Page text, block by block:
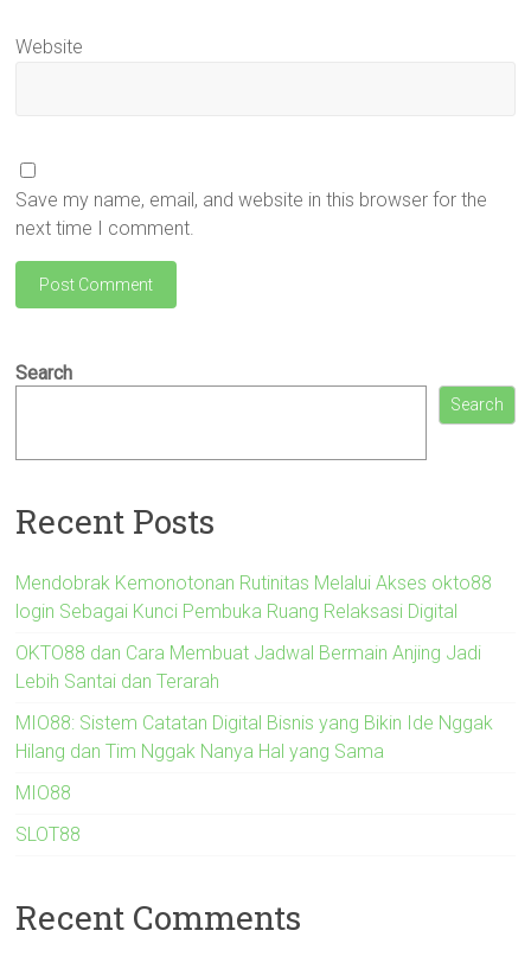
Website
Save my name, email, and website in this browser for the
next time I comment.
Search
Search
Recent Posts
Mendobrak Kemonotonan Rutinitas Melalui Akses okto88
login Sebagai Kunci Pembuka Ruang Relaksasi Digital
OKTO88 dan Cara Membuat Jadwal Bermain Anjing Jadi
Lebih Santai dan Terarah
MIO88: Sistem Catatan Digital Bisnis yang Bikin Ide Nggak
Hilang dan Tim Nggak Nanya Hal yang Sama
MIO88
SLOT88
Recent Comments